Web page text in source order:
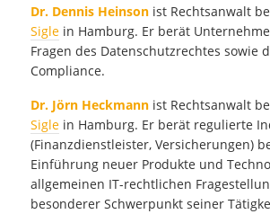
Dr. Dennis Heinsonist Rechtsanwalt
Siglein Hamburg. Er berät
Fragen des Datenschutzrechtes sowie
Compliance.
Dr. Jörn Heckmannist Rechtsanwalt
Siglein Hamburg. Er berät regulierte
(Finanzdienstleister, Versicherungen)
Einführung neuer Produkte und
allgemeinen IT-rechtlichen
besonderer Schwerpunkt seiner